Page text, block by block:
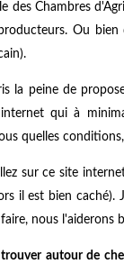
des Chambres
Ou
la peine de
qui à
quelles
sur ce site
il est bien
nous l'aiderons
trouver autour de